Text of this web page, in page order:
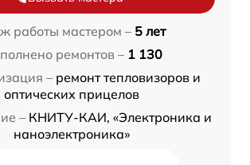
работы мастером – 5 лет
ремонтов – 1 130
– ремонт тепловизоров и
оптических прицелов
– КНИТУ-КАИ, «Электроника и
наноэлектроника»